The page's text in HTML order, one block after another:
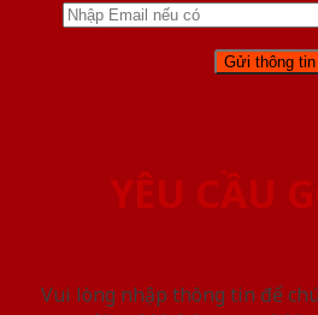
YÊU CẦU
Vui lòng nhập thông tin để